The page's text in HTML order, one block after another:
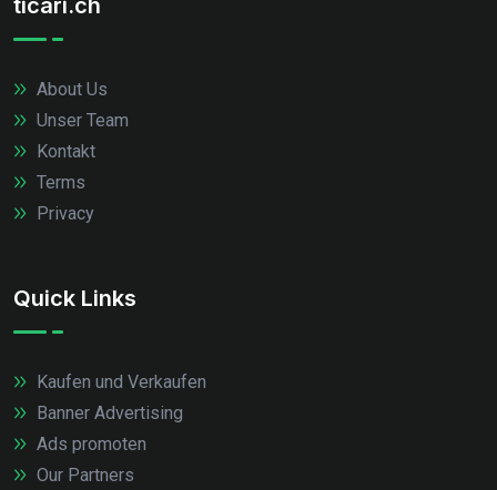
ticari.ch
About Us
Unser Team
Kontakt
Terms
Privacy
Quick Links
Kaufen und Verkaufen
Banner Advertising
Ads promoten
Our Partners